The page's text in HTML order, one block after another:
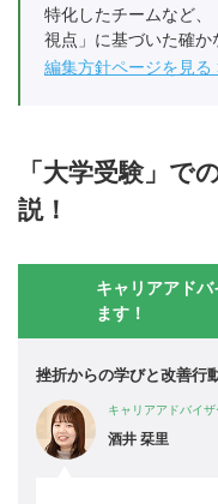
特化したチームなど
視点」に基づいた確か
編集方針ページを見る
「大学受験」で
説！
キャリアアド
ます！
挫折からの学びと改善行
キャリアアドバイザ
酒井 栞里